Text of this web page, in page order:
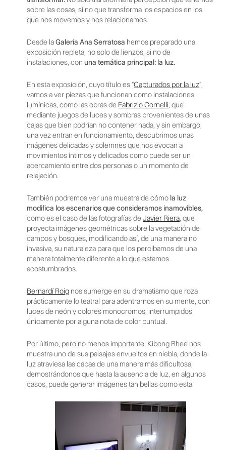
sobre las cosas, si no que transforma los espacios en los
que nos movemos y nos relacionamos.
Desde laGalería Ana Serratosa hemos preparado una
exposición repleta, no solo de lienzos, si no de
instalaciones, conuna temática principal: la luz.
En esta exposición, cuyo título es "Capturados por la luz",
vamos a ver piezas que funcionan como instalaciones
lumínicas, como las obras de Fabrizio Cornelli, que
mediante juegos de luces y sombras provenientes de unas
cajas que bien podrían no contener nada, y sin embargo,
una vez entran en funcionamiento, descubrimos unas
imágenes delicadas y solemnes que nos evocan a
movimientos íntimos y delicados como puede ser un
acercamiento entre dos personas o un momento de
relajación.
También podremos ver una muestra de cómo la luz
modifica los escenarios que consideramos inamovibles,
como es el caso de las fotografías deJavier Riera, que
proyecta imágenes geométricas sobre la vegetación de
campos y bosques, modificando así, de una manera no
invasiva, su naturaleza para que los percibamos de una
manera totalmente diferente a lo que estamos
acostumbrados.
Bernardí Roig nos sumerge en su dramatismo que roza
prácticamente lo teatral para adentrarnos en su mente, con
luces de neón y colores monocromos, interrumpidos
únicamente por alguna nota de color puntual.
Por último, pero no menos importante, Kibong Rhee nos
muestra uno de sus paisajes envueltos en niebla, donde la
luz atraviesa las capas de una manera más dificultosa,
demostrándonos que hasta la ausencia de luz, en algunos
casos, puede generar imágenes tan bellas como esta.